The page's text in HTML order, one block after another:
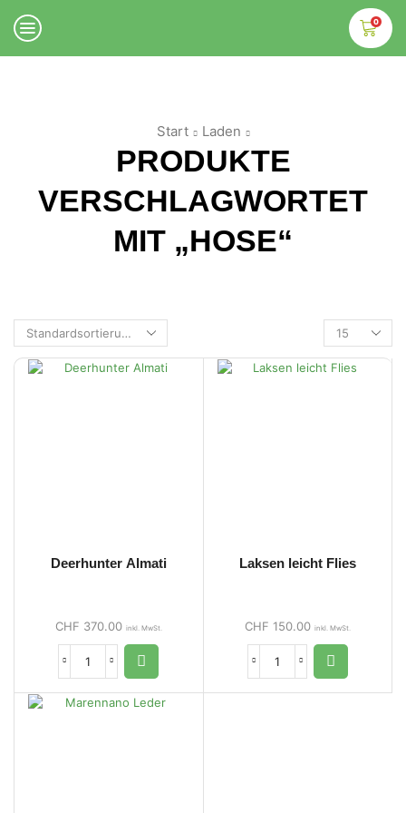
0
Start Laden
PRODUKTE
VERSCHLAGWORTET
MIT „HOSE“
Deerhunter Almati
CHF 370.00 inkl. MwSt.
Laksen leicht Flies
CHF 150.00 inkl. MwSt.